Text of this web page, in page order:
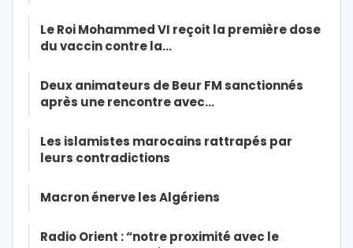
Le Roi Mohammed VI reçoit la première dose
du vaccin contre la…
Deux animateurs de Beur FM sanctionnés
après une rencontre avec…
Les islamistes marocains rattrapés par
leurs contradictions
Macron énerve les Algériens
Radio Orient : “notre proximité avec le